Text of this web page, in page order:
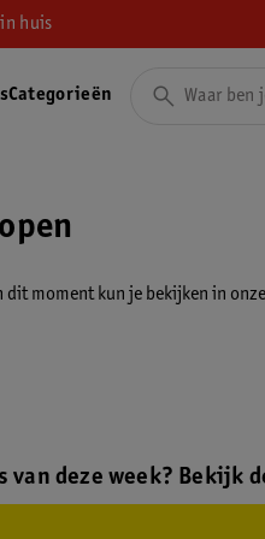
huis
Categorieën
moment kun je bekijken in
van deze week? Bekijk